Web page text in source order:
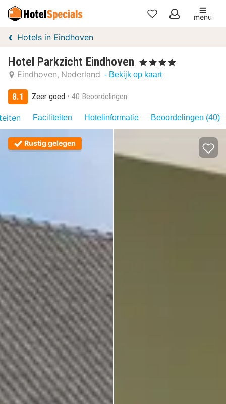
Mijn
menu
Hotels in Eindhoven
Hotel Parkzicht Eindhoven , 4 Sterren
Eindhoven Nederland - Bekijk op kaart
8.1 Zeer goed 40 Beoordelingen
Faciliteiten Hotelinformatie Beoordelingen (40)
Rustig gelegen